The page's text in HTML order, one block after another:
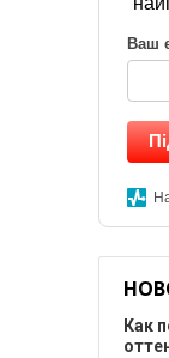
Ваш
Как